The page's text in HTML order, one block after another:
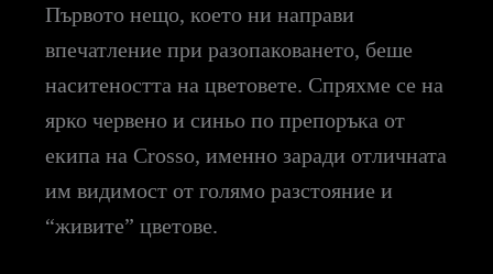
Първото нещо, което ни направи
впечатление при разопаковането, беше
наситеността на цветовете. Спряхме се на
ярко червено и синьо по препоръка от
екипа на Crosso, именно заради отличната
им видимост от голямо разстояние и
“живите” цветове.